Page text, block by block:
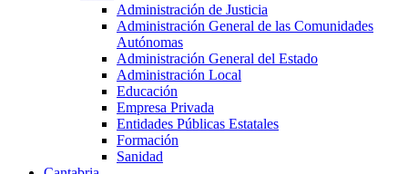
Administración de Justicia
Administración General de las Comunidades
Autónomas
Administración General del Estado
Administración Local
Educación
Empresa Privada
Entidades Públicas Estatales
Formación
Sanidad